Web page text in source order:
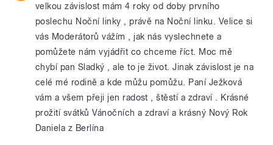
velkou závislost mám 4 roky od doby prvního
poslechu Noční linky , právě na Noční linku. Velice si
vás Moderátorů vážím , jak nás vyslechnete a
pomůžete nám vyjádřit co chceme říct. Moc mě
chybí pan Sladký , ale to je život. Jinak závislost je na
celé mé rodině a kde můžu pomůžu. Paní Ježková
vám a všem přeji jen radost , štěstí a zdraví . Krásné
prožití svátků Vánočních a zdraví a krásný Nový Rok
Daniela z Berlína